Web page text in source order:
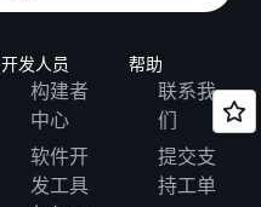
开发人员
构建者
中心
软件开
发工具
帮助
联系我
们
提交支
持工单